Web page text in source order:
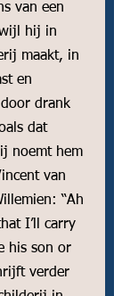
van een
hij in
maakt, in
en
drank
dat
noemt hem
van
“Ah
I’ll carry
his son or
verder